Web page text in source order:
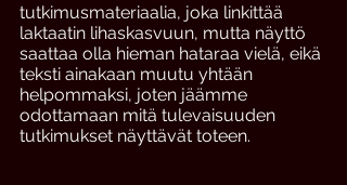
tutkimusmateriaalia, joka linkittää
laktaatin lihaskasvuun, mutta näyttö
saattaa olla hieman hataraa vielä, eikä
teksti ainakaan muutu yhtään
helpommaksi, joten jäämme
odottamaan mitä tulevaisuuden
tutkimukset näyttävät toteen.